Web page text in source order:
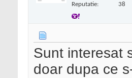
Reputatie: 38
Sunt interesat
doar dupa ce